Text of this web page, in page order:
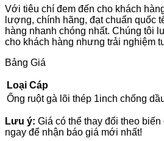
Với tiêu chí đem đến cho khách
lượng, chính hãng, đạt chuẩn quốc
hàng nhanh chóng nhất. Chúng tôi
cho khách hàng nhưng trải nghiệm
Bảng Giá
Loại Cáp
Ống ruột gà lõi thép 1inch chống
Lưu ý: Giá có thể thay đổi theo
ngay để nhận báo giá mới nhất!